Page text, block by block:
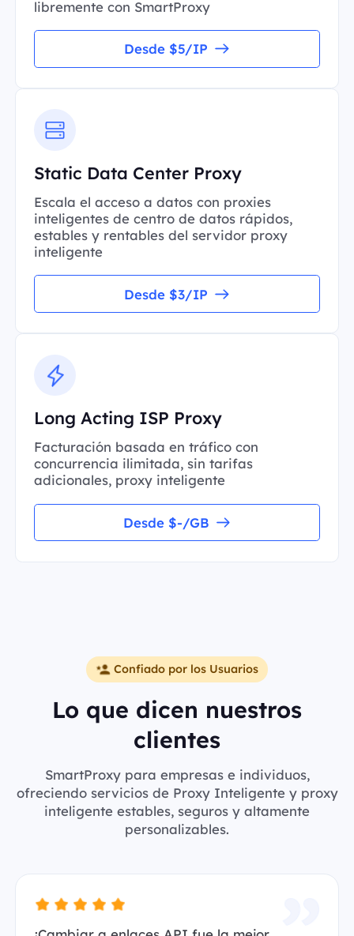
libremente con SmartProxy
Desde $5/IP
Static Data Center Proxy
Escala el acceso a datos con proxies
inteligentes de centro de datos rápidos,
estables y rentables del servidor proxy
inteligente
Desde $3/IP
Long Acting ISP Proxy
Facturación basada en tráfico con
concurrencia ilimitada, sin tarifas
adicionales, proxy inteligente
Desde $-/GB
Confiado por los Usuarios
Lo que dicen nuestros
clientes
SmartProxy para empresas e individuos,
ofreciendo servicios de Proxy Inteligente y proxy
inteligente estables, seguros y altamente
personalizables.